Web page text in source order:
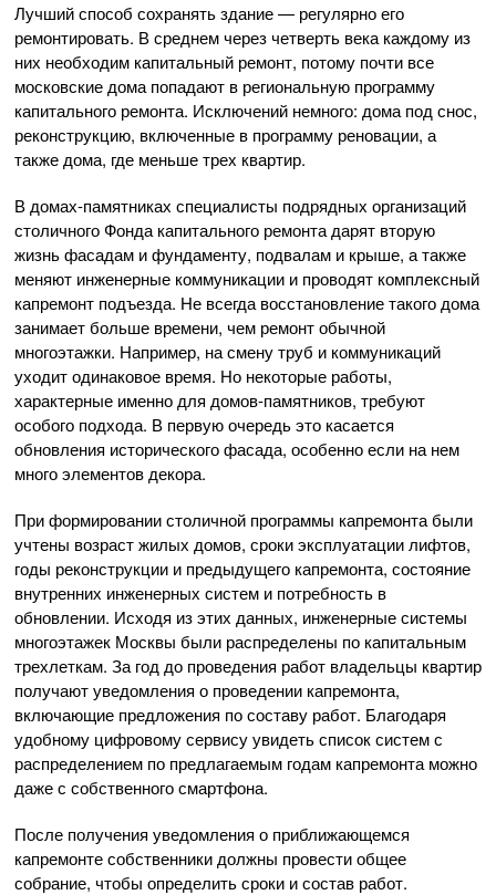
Лучший способ сохранять здание — регулярно его
ремонтировать. В среднем через четверть века каждому из
них необходим капитальный ремонт, потому почти все
московские дома попадают в региональную программу
капитального ремонта. Исключений немного: дома под снос,
реконструкцию, включенные в программу реновации, а
также дома, где меньше трех квартир.
В домах-памятниках специалисты подрядных организаций
столичного Фонда капитального ремонта дарят вторую
жизнь фасадам и фундаменту, подвалам и крыше, а также
меняют инженерные коммуникации и проводят комплексный
капремонт подъезда. Не всегда восстановление такого дома
занимает больше времени, чем ремонт обычной
многоэтажки. Например, на смену труб и коммуникаций
уходит одинаковое время. Но некоторые работы,
характерные именно для домов-памятников, требуют
особого подхода. В первую очередь это касается
обновления исторического фасада, особенно если на нем
много элементов декора.
При формировании столичной программы капремонта были
учтены возраст жилых домов, сроки эксплуатации лифтов,
годы реконструкции и предыдущего капремонта, состояние
внутренних инженерных систем и потребность в
обновлении. Исходя из этих данных, инженерные системы
многоэтажек Москвы были распределены по капитальным
трехлеткам. За год до проведения работ владельцы квартир
получают уведомления о проведении капремонта,
включающие предложения по составу работ. Благодаря
удобному цифровому сервису увидеть список систем с
распределением по предлагаемым годам капремонта можно
даже с собственного смартфона.
После получения уведомления о приближающемся
капремонте собственники должны провести общее
собрание, чтобы определить сроки и состав работ.